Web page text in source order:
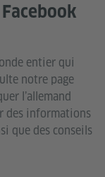
entier qui
notre page
l’allemand
des informations
que des conseils